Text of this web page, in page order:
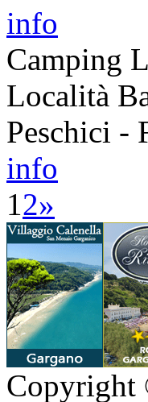
info
Camping
Località
Peschici -
info
12»
Copyright